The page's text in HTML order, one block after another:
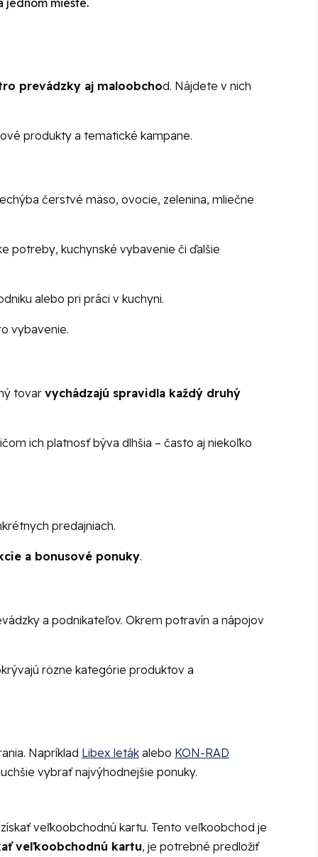
prevádzky aj maloobchod. Nájdete v nich
produkty a tematické kampane.
čerstvé mäso, ovocie, zelenina, mliečne
potreby, kuchynské vybavenie či ďalšie
alebo pri práci v kuchyni.
vybavenie.
tovarvychádzajú spravidla každý druhý
ich platnosť býva dlhšia – často aj niekoľko
predajniach.
a bonusové ponuky.
a podnikateľov. Okrem potravín a nápojov
rôzne kategórie produktov a
Napríklad Libex leták alebo KON-RAD
vybrať najvýhodnejšie ponuky.
veľkoobchodnú kartu. Tento veľkoobchod je
veľkoobchodnú kartu, je potrebné predložiť